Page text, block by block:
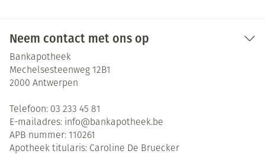
Neem contact met ons op
Bankapotheek
Mechelsesteenweg 12B1
2000 Antwerpen
Telefoon: 03 233 45 81
E-mailadres: info@bankapotheek.be
APB nummer: 110261
Apotheek titularis: Caroline De Bruecker